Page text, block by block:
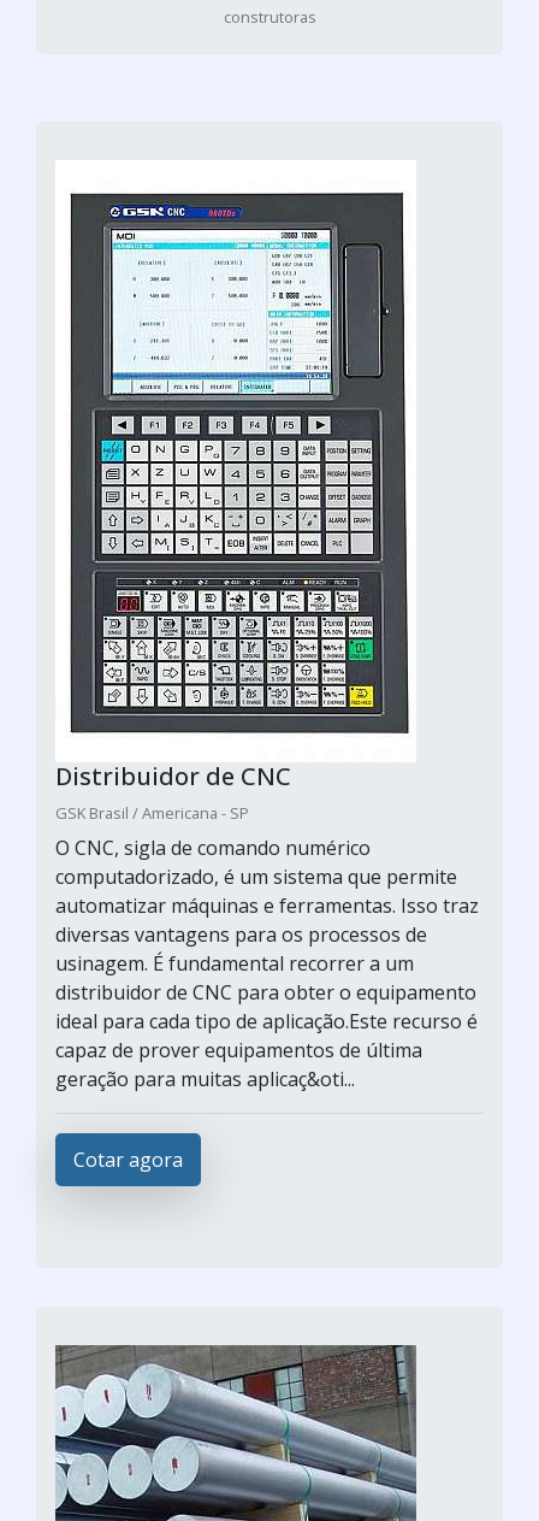
construtoras
Distribuidor de CNC
GSK Brasil / Americana - SP
O CNC, sigla de comando numérico
computadorizado, é um sistema que permite
automatizar máquinas e ferramentas. Isso traz
diversas vantagens para os processos de
usinagem. É fundamental recorrer a um
distribuidor de CNC para obter o equipamento
ideal para cada tipo de aplicação.Este recurso é
capaz de prover equipamentos de última
geração para muitas aplicaç&oti...
Cotar agora